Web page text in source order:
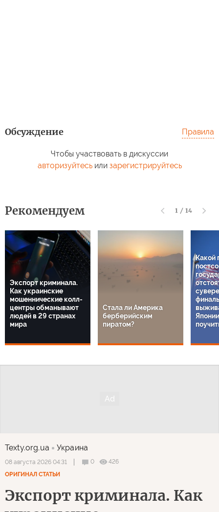
Обсуждение Правила
Чтобы участвовать в дискуссии
авторизуйтесьили зарегистрируйтесь
Рекомендуем 1 / 14
Экспорт криминала.
Как украинские
мошеннические колл-
центры обманывают
людей в 29 странах
мира
Стала ли Америка
берберийским
пиратом?
Какой
Texty.org.ua Украина
08 августа 2026 04:31 0
426
ОРИГИНАЛ СТАТЬИ
Экспорт криминала. Как